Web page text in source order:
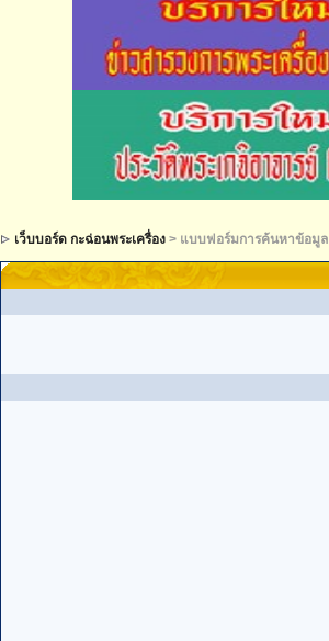
เว็บบอร์ด กะฉ่อนพระเครื่อง > แบบฟอร์มการค้นหาข้อมูล